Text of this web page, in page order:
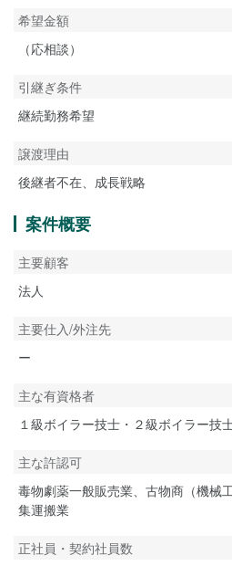
希望金額
（応相談）
引継ぎ条件
継続勤務希望
譲渡理由
後継者不在、成長戦略
案件概要
主要顧客
法人
主要仕入/外注先
ー
主な有資格者
１級ボイラー技士・２級ボイラー技
主な許認可
毒物劇薬一般販売業、古物商（機械
集運搬業
正社員・契約社員数